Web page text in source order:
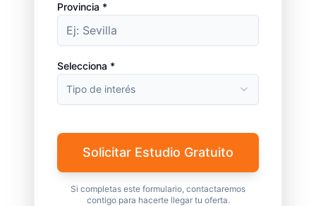
Provincia *
Selecciona *
Tipo de interés
Solicitar Estudio Gratuito
Si completas este formulario, contactaremos
contigo para hacerte llegar tu oferta.